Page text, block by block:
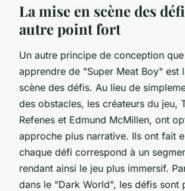
La mise en scène des
autre point fort
Un autre principe de conception
apprendre de "Super Meat Boy" est
scène des défis. Au lieu de
des obstacles, les créateurs du jeu,
Refenes et Edmund McMillen, ont
approche plus narrative. Ils ont fait
chaque défi correspond à un
rendant ainsi le jeu plus immersif.
dans le "Dark World", les défis sont